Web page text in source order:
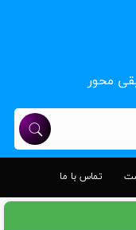
محور
تماس با ما